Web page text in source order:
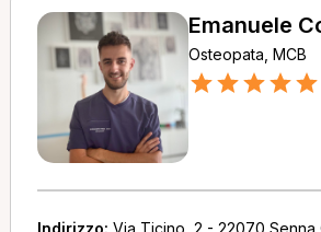
Emanuele
Osteopata, MCB
Indirizzo: Via Ticino, 2 - 22070 Senna